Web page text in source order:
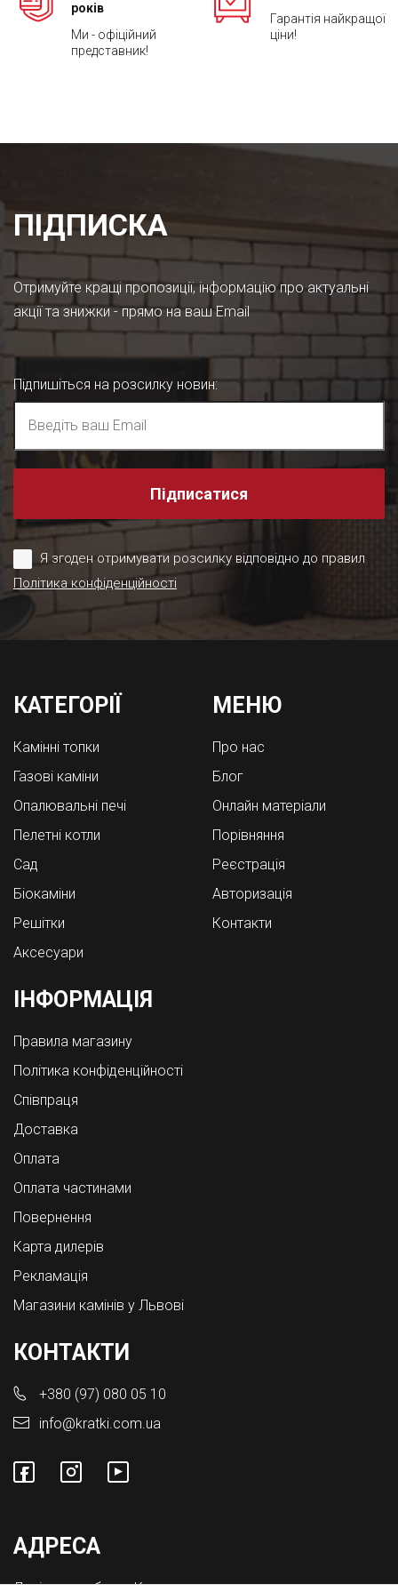
років
Ми - офіційний
представник!
Гарантія найкращої
ціни!
ПІДПИСКА
Отримуйте кращі пропозиції, інформацію про актуальні
акції та знижки - прямо на ваш Email
Підпишіться на розсилку новин:
Підписатися
Я згоден отримувати розсилку відповідно до правил
Політика конфіденційності
КАТЕГОРІЇ
Камінні топки
Газові каміни
Опалювальні печі
Пелетні котли
Cад
Біокаміни
Решітки
Аксесуари
МЕНЮ
Про нас
Блог
Онлайн матеріали
Порівняння
Реєстрація
Авторизація
Контакти
ІНФОРМАЦІЯ
Правила магазину
Політика конфіденційності
Співпраця
Доставка
Оплата
Оплата частинами
Повернення
Карта дилерів
Рекламація
Магазини камінів у Львові
КОНТАКТИ
+380 (97) 080 05 10
info@kratki.com.ua
АДРЕСА
Львівська обл., с. Конопниця,